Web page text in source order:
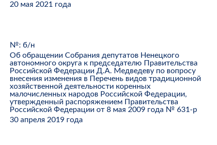
20 мая 2021 года
№: б/н
Об обращении Собрания депутатов Ненецкого
автономного округа к председателю Правительства
Российской Федерации Д.А. Медведеву по вопросу
внесения изменения в Перечень видов традиционной
хозяйственной деятельности коренных
малочисленных народов Российской Федерации,
утвержденный распоряжением Правительства
Российской Федерации от 8 мая 2009 года № 631-р
30 апреля 2019 года